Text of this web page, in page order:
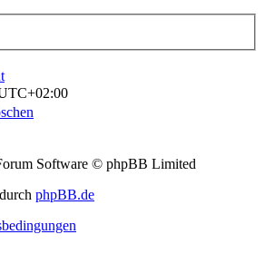
Software © phpBB Limited
phpBB.de